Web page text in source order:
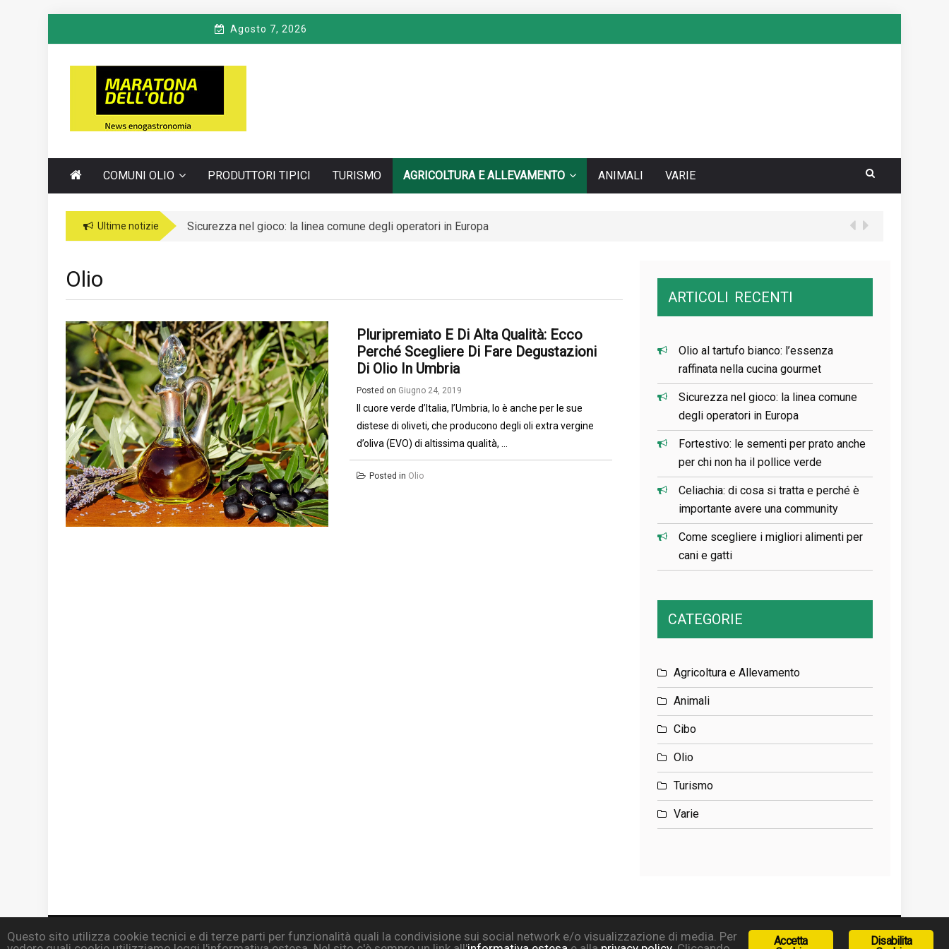
Agosto 7, 2026
ARATONA
DELL'OLIO
Notizie Turistiche ed Enogastronomiche
COMUNI OLIO PRODUTTORI TIPICI TURISMO AGRICOLTURA E ALLEVAMENTO ANIMALI VARIE
Ultime notizie Sicurezza nel gioco: la linea comune degli operatori in Europa
Olio
Pluripremiato E Di Alta Qualità: Ecco
Perché Scegliere Di Fare Degustazioni
Di Olio In Umbria
Posted on Giugno 24, 2019
Il cuore verde d’Italia, l’Umbria, lo è anche per le sue
distese di oliveti, che producono degli oli extra vergine
d’oliva (EVO) di altissima qualità, ...
Posted in Olio
ARTICOLI RECENTI
Olio al tartufo bianco: l’essenza
raffinata nella cucina gourmet
Sicurezza nel gioco: la linea comune
degli operatori in Europa
Fortestivo: le sementi per prato anche
per chi non ha il pollice verde
Celiachia: di cosa si tratta e perché è
importante avere una community
Come scegliere i migliori alimenti per
cani e gatti
CATEGORIE
Agricoltura e Allevamento
Animali
Cibo
Olio
Turismo
Varie
Copyright © All rights reserved - Contatti:info@deegita.com Privacy Policy Cookie Policy
Disabilita
Accetta
Questo sito utilizza cookie tecnici e di terze parti per funzionalità quali la condivisione sui social network e/o visualizzazione di media. Per